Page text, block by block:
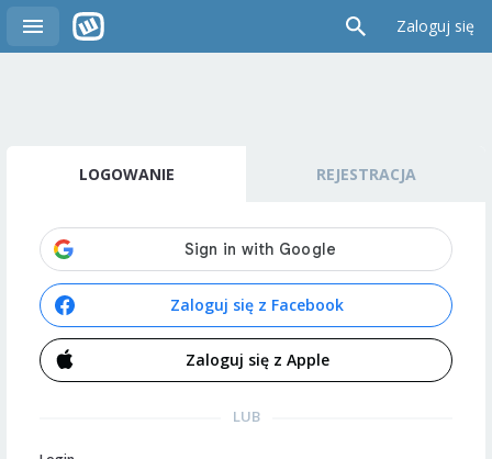
Zaloguj się
LOGOWANIE REJESTRACJA
Zaloguj się z Facebook
Zaloguj się z Apple
LUB